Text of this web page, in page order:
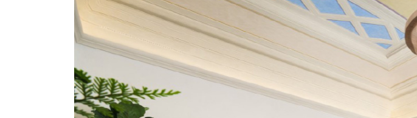
Residential
Appartamenti,Residences, Ville